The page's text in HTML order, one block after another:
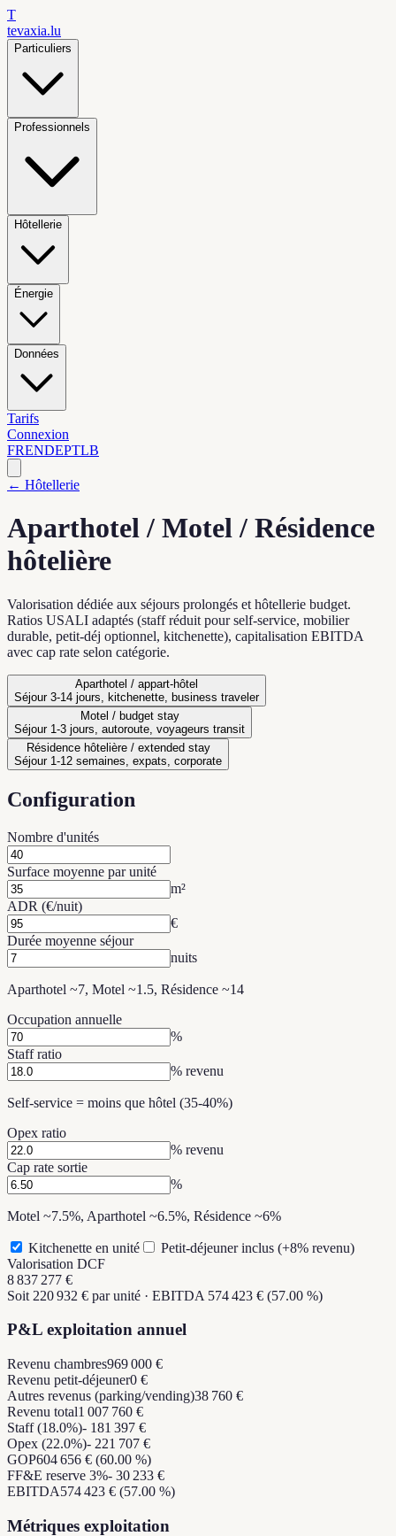
T
tevaxia.lu
Particuliers
Professionnels
Hôtellerie
Énergie
Données
Tarifs
Connexion
FRENDEPTLB
← Hôtellerie
Aparthotel / Motel / Résidence
hôtelière
Valorisation dédiée aux séjours prolongés et hôtellerie budget.
Ratios USALI adaptés (staff réduit pour self-service, mobilier
durable, petit-déj optionnel, kitchenette), capitalisation EBITDA
avec cap rate selon catégorie.
Aparthotel / appart-hôtel
Séjour 3-14 jours, kitchenette, business traveler
Motel / budget stay
Séjour 1-3 jours, autoroute, voyageurs transit
Résidence hôtelière / extended stay
Séjour 1-12 semaines, expats, corporate
Configuration
Nombre d'unités
Surface moyenne par unité
m²
ADR (€/nuit)
€
Durée moyenne séjour
nuits
Aparthotel ~7, Motel ~1.5, Résidence ~14
Occupation annuelle
%
Staff ratio
% revenu
Self-service = moins que hôtel (35-40%)
Opex ratio
% revenu
Cap rate sortie
%
Motel ~7.5%, Aparthotel ~6.5%, Résidence ~6%
Kitchenette en unité
Petit-déjeuner inclus (+8% revenu)
Valorisation DCF
8 837 277 €
Soit 220 932 € par unité · EBITDA 574 423 € (57.00 %)
P&L exploitation annuel
Revenu chambres969 000 €
Revenu petit-déjeuner0 €
Autres revenus (parking/vending)38 760 €
Revenu total1 007 760 €
Staff (18.0%)- 181 397 €
Opex (22.0%)- 221 707 €
GOP604 656 € (60.00 %)
FF&E reserve 3%- 30 233 €
EBITDA574 423 € (57.00 %)
Métriques exploitation